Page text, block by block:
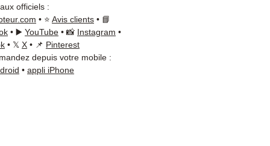
u advies nodig ?Neem
met ons op via+33 6 38 71
beschikbaar) —
tot Vrijdag, 9u-18u.
officiels :
• ⭐ Avis clients • 📘
• ▶️ YouTube • 📸 Instagram •
• 𝕏 X • 📌 Pinterest
depuis votre mobile :
• appli iPhone